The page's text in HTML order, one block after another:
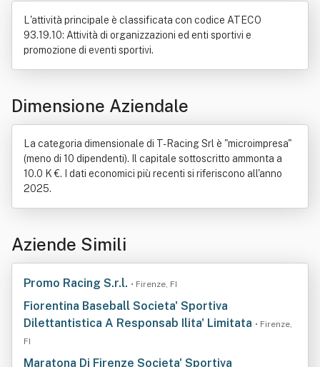
L'attività principale è classificata con codice ATECO
93.19.10: Attività di organizzazioni ed enti sportivi e
promozione di eventi sportivi.
Dimensione Aziendale
La categoria dimensionale di T-Racing Srl è "microimpresa"
(meno di 10 dipendenti). Il capitale sottoscritto ammonta a
10.0 K €. I dati economici più recenti si riferiscono all'anno
2025.
Aziende Simili
Promo Racing S.r.l. • Firenze, FI
Fiorentina Baseball Societa' Sportiva
Dilettantistica A Responsab Ilita' Limitata • Firenze,
FI
Maratona Di Firenze Societa' Sportiva